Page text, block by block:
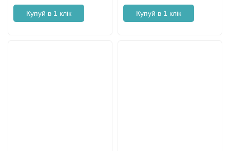
Купуй в 1 клік Купуй в 1 клік